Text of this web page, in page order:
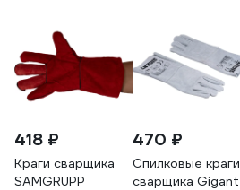
418 ₽
Краги сварщика
SAMGRUPP
470 ₽
Спилковые краги
сварщика Gigant